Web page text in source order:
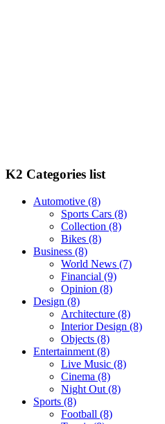
K2 Categories list
Automotive (8)
Sports Cars (8)
Collection (8)
Bikes (8)
Business (8)
World News (7)
Financial (9)
Opinion (8)
Design (8)
Architecture (8)
Interior Design (8)
Objects (8)
Entertainment (8)
Live Music (8)
Cinema (8)
Night Out (8)
Sports (8)
Football (8)